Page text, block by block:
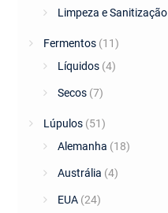
Limpeza e Sanitização
Fermentos (11)
Líquidos (4)
Secos (7)
Lúpulos (51)
Alemanha (18)
Austrália (4)
EUA (24)